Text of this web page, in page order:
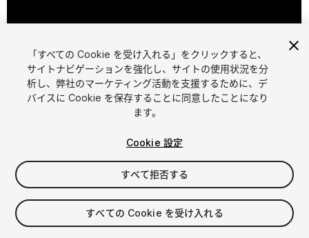
1 /7
$5
消費税は決済時に計算されます
「すべての Cookie を受け入れる」をクリックすると、
サイトナビゲーションを強化し、サイトの使用状況を分
析し、弊社のマーケティング活動を支援するために、デ
バイスに Cookie を保存することに同意したことになり
ます。
Cookie 設定
すべて拒否する
すべての Cookie を受け入れる